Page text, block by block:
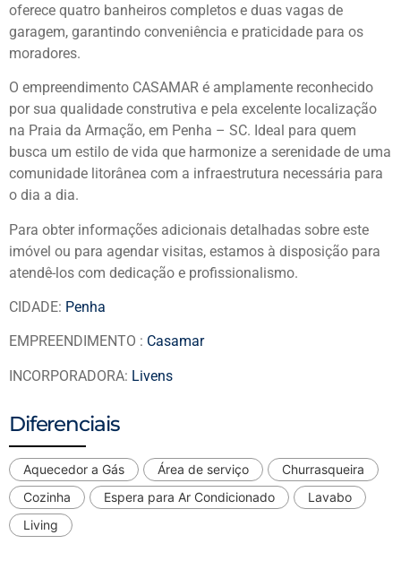
oferece quatro banheiros completos e duas vagas de
garagem, garantindo conveniência e praticidade para os
moradores.
O empreendimento CASAMAR é amplamente reconhecido
por sua qualidade construtiva e pela excelente localização
na Praia da Armação, em Penha – SC. Ideal para quem
busca um estilo de vida que harmonize a serenidade de uma
comunidade litorânea com a infraestrutura necessária para
o dia a dia.
Para obter informações adicionais detalhadas sobre este
imóvel ou para agendar visitas, estamos à disposição para
atendê-los com dedicação e profissionalismo.
CIDADE: Penha
EMPREENDIMENTO : Casamar
INCORPORADORA: Livens
Diferenciais
Aquecedor a Gás Área de serviço
Churrasqueira
Cozinha
Espera para Ar Condicionado
Lavabo
Living